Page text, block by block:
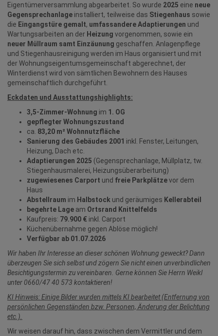
Eigentümerversammlung abgearbeitet. So wurde 2025 eine neue
Gegensprechanlage installiert, teilweise das Stiegenhaus sowie
die Eingangstüre gemalt, umfassandere Adaptierungen und
Wartungsarbeiten an der Heizung vorgenommen, sowie ein
neuer Müllraum samt Einzäunung geschaffen. Anlagenpflege
und Stiegenhausreinigung werden im Haus organisiert und mit
der Wohnungseigentumsgemeinschaft abgerechnet, der
Winterdienst wird von sämtlichen Bewohnern des Hauses
gemeinschaftlich durchgeführt.
Eckdaten und Ausstattungshighlights:
3,5-Zimmer-Wohnung im 1. OG
gepflegter Wohnungszustand
ca. 83,20 m² Wohnnutzfläche
Sanierung des Gebäudes 2001 inkl. Fenster, Leitungen,
Heizung, Dach etc.
Adaptierungen 2025 (Gegensprechanlage, Müllplatz, tw.
Stiegenhausmalerei, Heizungsüberarbeitung)
zugewiesenes Carport und freie Parkplätzevor dem
Haus
Abstellraum im Halbstock und geräumiges Kellerabteil
begehrte Lage am Ortsrand Knittelfelds
Kaufpreis: 79.900 € inkl. Carport
Küchenübernahme gegen Ablöse möglich!
Verfügbar ab 01.07.2026
Wir haben Ihr Interesse an dieser schönen Wohnung geweckt? Dann
überzeugen Sie sich selbst und zögern Sie nicht einen unverbindlichen
Besichtigungstermin zu vereinbaren. Gerne können Sie Herrn Weikl
unter 0660/47 40 573 kontaktieren!
KI Hinweis: Einige Bilder wurden mittels KI bearbeitet (Entfernung von
persönlichen Gegenständen bzw. Personen, Änderung der Belichtung
etc.).
Wir weisen darauf hin, dass zwischen dem Vermittler und dem